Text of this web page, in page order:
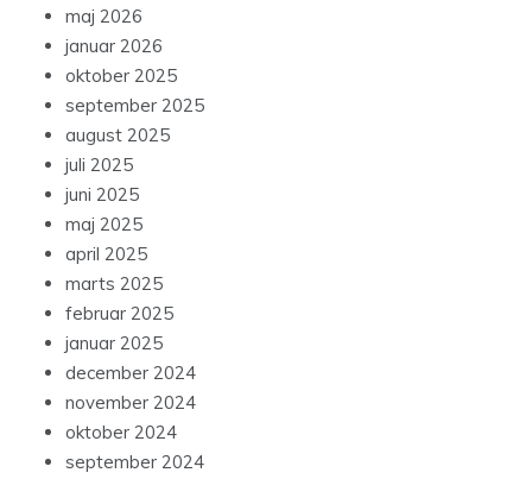
maj 2026
januar 2026
oktober 2025
september 2025
august 2025
juli 2025
juni 2025
maj 2025
april 2025
marts 2025
februar 2025
januar 2025
december 2024
november 2024
oktober 2024
september 2024